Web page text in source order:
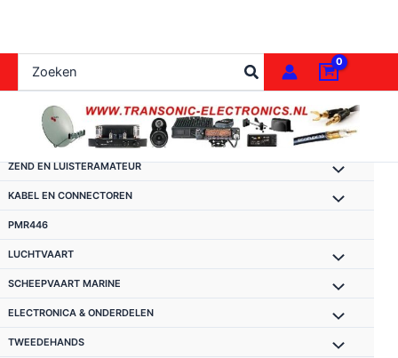
de
inhoud
naar:
ZEND EN LUISTERAMATEUR
KABEL EN CONNECTOREN
PMR446
LUCHTVAART
SCHEEPVAART MARINE
ELECTRONICA & ONDERDELEN
TWEEDEHANDS